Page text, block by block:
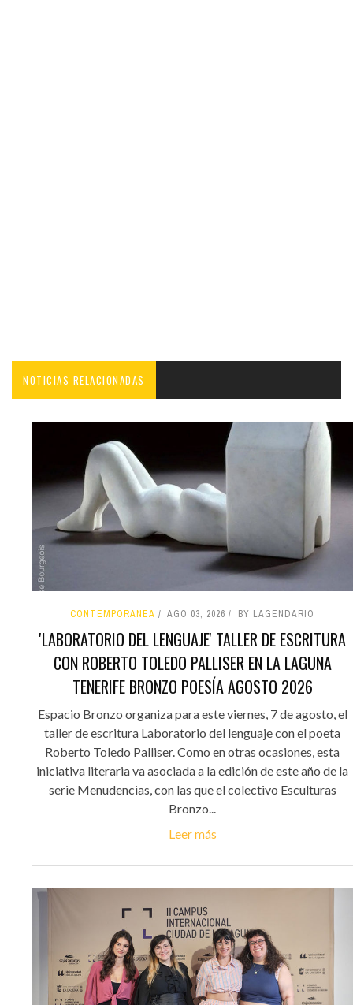
NOTICIAS RELACIONADAS
CONTEMPORÁNEA AGO 03, 2026 BY LAGENDARIO
'LABORATORIO DEL LENGUAJE' TALLER DE ESCRITURA
CON ROBERTO TOLEDO PALLISER EN LA LAGUNA
TENERIFE BRONZO POESÍA AGOSTO 2026
Espacio Bronzo organiza para este viernes, 7 de agosto, el
taller de escritura Laboratorio del lenguaje con el poeta
Roberto Toledo Palliser. Como en otras ocasiones, esta
iniciativa literaria va asociada a la edición de este año de la
serie Menudencias, con las que el colectivo Esculturas
Bronzo...
Leer más